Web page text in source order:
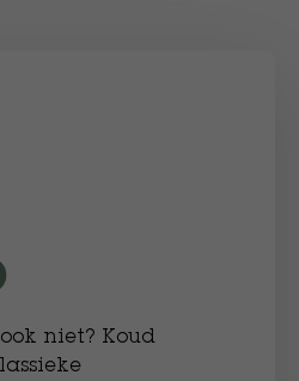
niet? Koud